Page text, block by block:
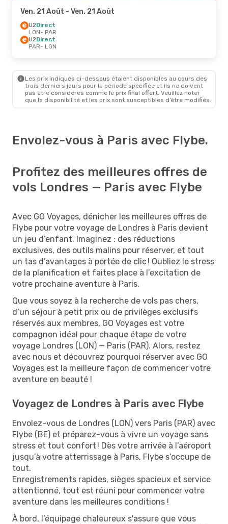
Ven. 21 Août - Ven. 21 Août
U2Direct
LON- PAR
U2Direct
PAR- LON
Les prix indiqués ci-dessous étaient disponibles au cours des
trois derniers jours pour la période spécifiée et ils ne doivent
pas être considérés comme le prix final offert. Veuillez noter
que la disponibilité et les prix sont susceptibles d’être modifiés.
Envolez-vous à Paris avec Flybe.
Profitez des meilleures offres de
vols Londres — Paris avec Flybe
Avec GO Voyages, dénicher les meilleures offres de
Flybe pour votre voyage de Londres à Paris devient
un jeu d’enfant. Imaginez : des réductions
exclusives, des outils malins pour réserver, et tout
un tas d’avantages à portée de clic ! Oubliez le stress
de la planification et faites place à l’excitation de
votre prochaine aventure à Paris.
Que vous soyez à la recherche de vols pas chers,
d’un séjour à petit prix ou de privilèges exclusifs
réservés aux membres, GO Voyages est votre
compagnon idéal pour chaque étape de votre
voyage Londres (LON) — Paris (PAR). Alors, restez
avec nous et découvrez pourquoi réserver avec GO
Voyages est la meilleure façon de commencer votre
aventure en beauté !
Voyagez de Londres à Paris avec Flybe
Envolez-vous de Londres (LON) vers Paris (PAR) avec
Flybe (BE) et préparez-vous à vivre un voyage sans
stress et tout confort ! Dès votre arrivée à l’aéroport
jusqu’à votre atterrissage à Paris, Flybe s’occupe de
tout.
Enregistrements rapides, sièges spacieux et service
attentionné, tout est réuni pour commencer votre
aventure dans les meilleures conditions !
À bord, l’équipage chaleureux s'assure que vous